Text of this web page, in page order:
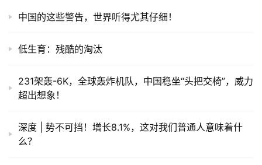
中国的这些警告，世界听得尤其仔细！
低生育：残酷的淘汰
231架轰-6K，全球轰炸机队，中国稳坐“头把交椅”，威力
超出想象！
深度 | 势不可挡！增长8.1%，这对我们普通人意味着什
么？